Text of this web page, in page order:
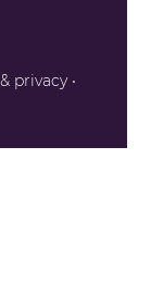
privacy •